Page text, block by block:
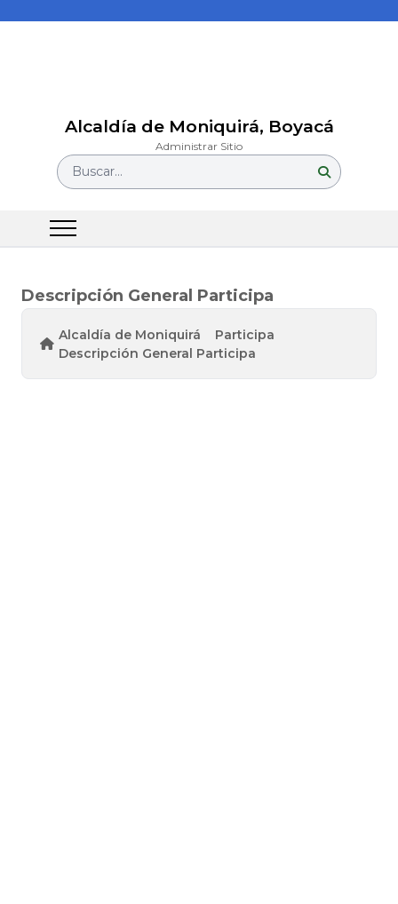
Alcaldía de Moniquirá, Boyacá
Administrar Sitio
Buscar...
Descripción General Participa
Alcaldía de Moniquirá
Participa
Descripción General Participa